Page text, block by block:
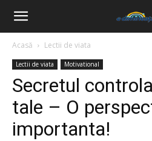
Acasă Lectii de viata
Lectii de viata Motivational
Secretul
tale – O
importanta!